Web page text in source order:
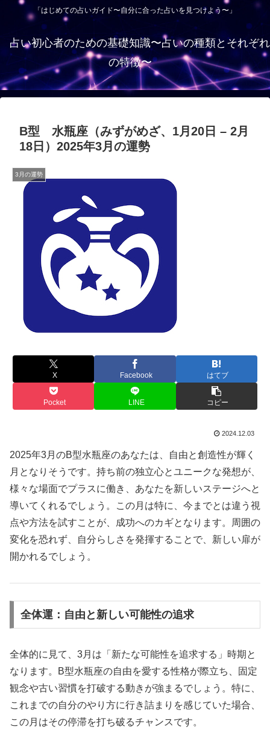
「はじめての占いガイド〜自分に合った占いを見つけよう〜」
占い初心者のための基礎知識〜占いの種類とそれぞれ
の特徴〜
B型 水瓶座（みずがめざ、1月20日 – 2月
18日）2025年3月の運勢
3月の運勢
X Facebook はてブ
Pocket LINE コピー
2024.12.03
2025年3月のB型水瓶座のあなたは、自由と創造性が輝く
月となりそうです。持ち前の独立心とユニークな発想が、
様々な場面でプラスに働き、あなたを新しいステージへと
導いてくれるでしょう。この月は特に、今までとは違う視
点や方法を試すことが、成功へのカギとなります。周囲の
変化を恐れず、自分らしさを発揮することで、新しい扉が
開かれるでしょう。
全体運：自由と新しい可能性の追求
全体的に見て、3月は「新たな可能性を追求する」時期と
なります。B型水瓶座の自由を愛する性格が際立ち、固定
観念や古い習慣を打破する動きが強まるでしょう。特に、
これまでの自分のやり方に行き詰まりを感じていた場合、
この月はその停滞を打ち破るチャンスです。